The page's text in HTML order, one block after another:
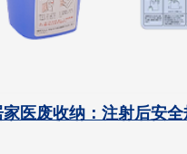
家医废收纳：注射后安